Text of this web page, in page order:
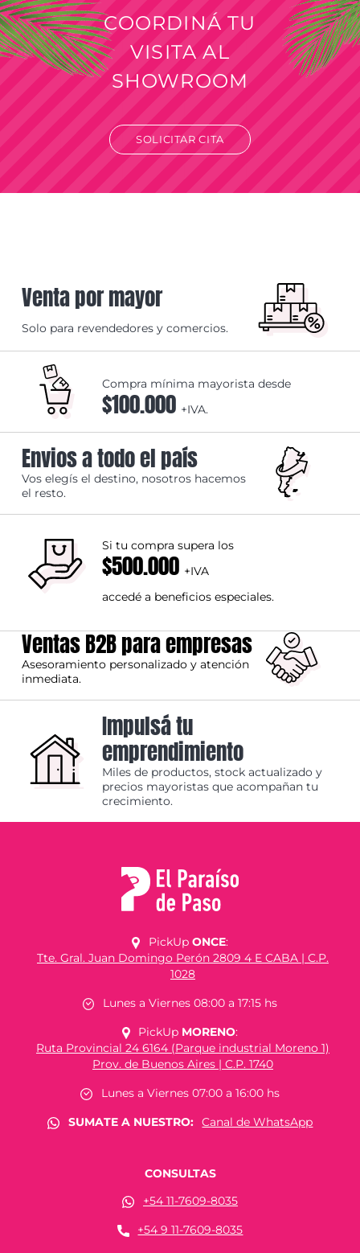
COORDINÁ TU
VISITA AL
SHOWROOM
SOLICITAR CITA
Venta por mayor
Solo para revendedores y comercios.
Compra mínima mayorista desde
$100.000 +IVA.
Envios a todo el país
Vos elegís el destino, nosotros hacemos
el resto.
Si tu compra supera los
$500.000 +IVA
accedé a beneficios especiales.
Ventas B2B para empresas
Asesoramiento personalizado y atención
inmediata.
Impulsá tu
emprendimiento
Miles de productos, stock actualizado y
precios mayoristas que acompañan tu
crecimiento.
PickUp ONCE:
Tte. Gral. Juan Domingo Perón 2809 4 E CABA | C.P.
1028
Lunes a Viernes 08:00 a 17:15 hs
PickUp MORENO:
Ruta Provincial 24 6164 (Parque industrial Moreno 1)
Prov. de Buenos Aires | C.P. 1740
Lunes a Viernes 07:00 a 16:00 hs
SUMATE A NUESTRO:
Canal de WhatsApp
CONSULTAS
+54 11-7609-8035
+54 9 11-7609-8035